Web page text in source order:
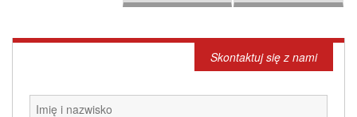
Skontaktuj się z nami